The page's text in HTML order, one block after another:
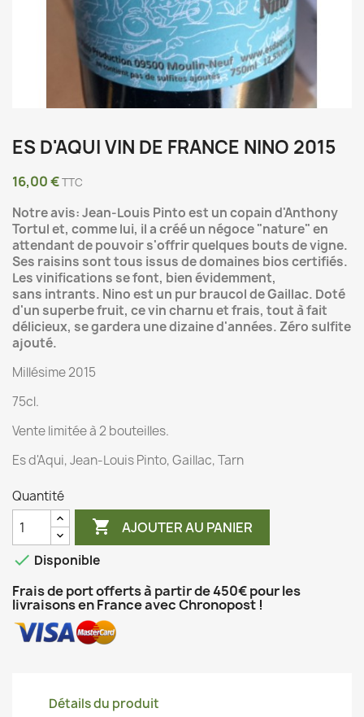
ES D'AQUI VIN DE FRANCE NINO 2015
16,00 €TTC
Notre avis: Jean-Louis Pinto est un copain d'Anthony
Tortul et, comme lui, il a créé un négoce "nature" en
attendant de pouvoir s'offrir quelques bouts de vigne.
Ses raisins sont tous issus de domaines bios certifiés.
Les vinifications se font, bien évidemment,
sans intrants. Nino est un pur braucol de Gaillac. Doté
d'un superbe fruit, ce vin charnu et frais, tout à fait
délicieux, se gardera une dizaine d'années. Zéro sulfite
ajouté.
Millésime 2015
75cl.
Vente limitée à 2 bouteilles.
Es d'Aqui, Jean-Louis Pinto, Gaillac, Tarn
Quantité
 AJOUTER AU PANIER
 Disponible
Frais de port offerts à partir de 450€ pour les
livraisons en France avec Chronopost !
Détails du produit